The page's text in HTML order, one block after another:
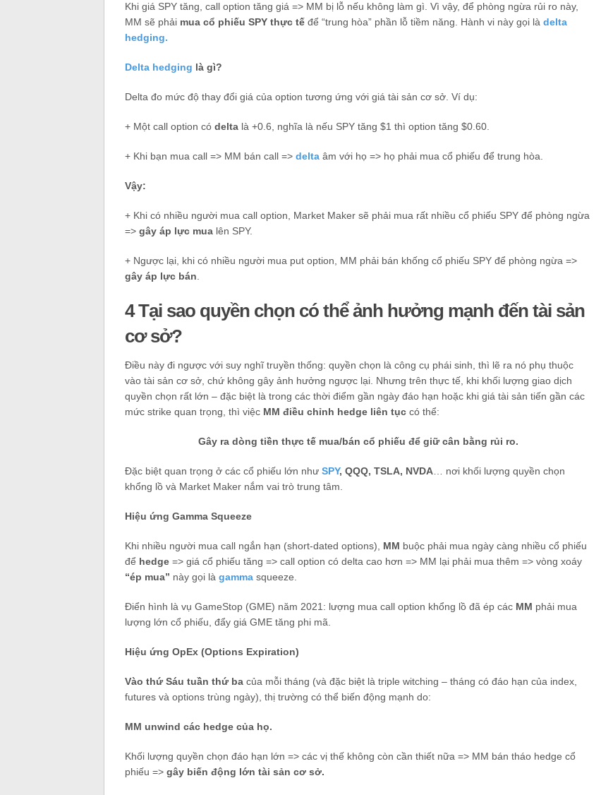
Khi giá SPY tăng, call option tăng giá => MM bị lỗ nếu không làm gì. Vì vậy, để phòng ngừa rủi ro này,
MM sẽ phải mua cổ phiếu SPY thực tếđể “trung hòa” phần lỗ tiềm năng. Hành vi này gọi là delta
hedging.
Delta hedging là gì?
Delta đo mức độ thay đổi giá của option tương ứng với giá tài sản cơ sở. Ví dụ:
+ Một call option có delta là +0.6, nghĩa là nếu SPY tăng $1 thì option tăng $0.60.
+ Khi bạn mua call => MM bán call => delta âm với họ => họ phải mua cổ phiếu để trung hòa.
Vậy:
+ Khi có nhiều người mua call option, Market Maker sẽ phải mua rất nhiều cổ phiếu SPY để phòng ngừa
=>gây áp lực mua lên SPY.
+ Ngược lại, khi có nhiều người mua put option, MM phải bán khống cổ phiếu SPY để phòng ngừa =>
gây áp lực bán
4 Tại sao quyền chọn có thể ảnh hưởng mạnh đến tài sản
cơ sở?
Điều này đi ngược với suy nghĩ truyền thống: quyền chọn là công cụ phái sinh, thì lẽ ra nó phụ thuộc
vào tài sản cơ sở, chứ không gây ảnh hưởng ngược lại. Nhưng trên thực tế, khi khối lượng giao dịch
quyền chọn rất lớn – đặc biệt là trong các thời điểm gần ngày đáo hạn hoặc khi giá tài sản tiến gần các
mức strike quan trọng, thì việc MM điều chỉnh hedge liên tụccó thể:
Gây ra dòng tiền thực tế mua/bán cổ phiếu để giữ cân bằng rủi ro.
Đặc biệt quan trọng ở các cổ phiếu lớn như SPY, QQQ, TSLA, NVDA… nơi khối lượng quyền chọn
khổng lồ và Market Maker nắm vai trò trung tâm.
Hiệu ứng Gamma Squeeze
Khi nhiều người mua call ngắn hạn (short-dated options), MM buộc phải mua ngày càng nhiều cổ phiếu
để hedge => giá cổ phiếu tăng => call option có delta cao hơn => MM lại phải mua thêm => vòng xoáy
“ép mua” này gọi là gamma squeeze.
Điển hình là vụ GameStop (GME) năm 2021: lượng mua call option khổng lồ đã ép các MM phải mua
lượng lớn cổ phiếu, đẩy giá GME tăng phi mã.
Hiệu ứng OpEx (Options Expiration)
Vào thứ Sáu tuần thứ bacủa mỗi tháng (và đặc biệt là triple witching – tháng có đáo hạn của index,
futures và options trùng ngày), thị trường có thể biến động mạnh do:
MM unwind các hedge của họ.
Khối lượng quyền chọn đáo hạn lớn => các vị thế không còn cần thiết nữa => MM bán tháo hedge cổ
phiếu => gây biến động lớn tài sản cơ sở.